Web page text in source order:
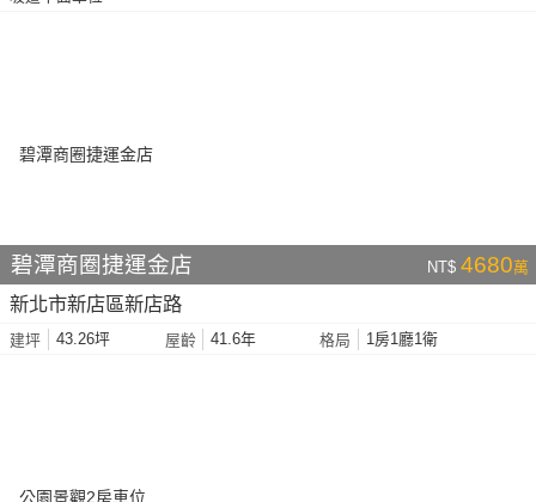
碧潭商圈捷運金店 NT$ 4680萬
新北市新店區新店路
建坪 43.26坪 屋齡 41.6年 格局 1房1廳1衛